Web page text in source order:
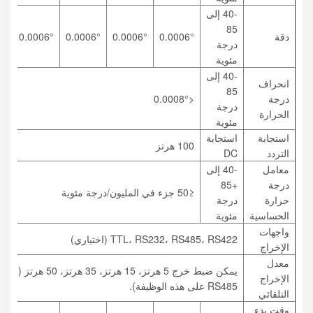
دقة
-40 إلى
85
درجة
مئوية
0.0006°
0.0006°
0.0006°
0.0006°
انحراف
درجة
الحرارة
-40 إلى
85
درجة
مئوية
<0.0008°
استجابة
التردد
استجابة
DC
100 هرتز
معامل
درجة
حرارة
الحساسية
-40 إلى
+85
درجة
مئوية
≤50 جزء في المليون/درجة مئوية
واجهات
الإخراج
TTL، RS232، RS485، RS422 (اختياري)
معدل
الإخراج
التلقائي
يمكن ضبط خرج 5 هرتز، 15 هرتز، 35 هرتز،
RS485 على هذه الوظيفة).
وقت بدء